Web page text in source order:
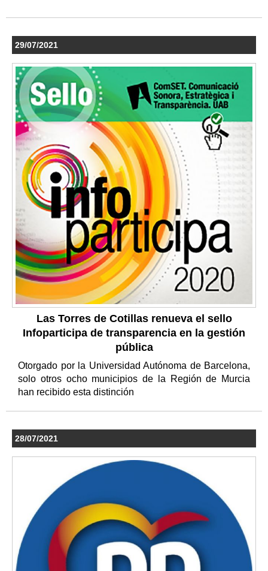
29/07/2021
Las Torres de Cotillas renueva el sello
Infoparticipa de transparencia en la gestión
pública
Otorgado por la Universidad Autónoma de Barcelona,
solo otros ocho municipios de la Región de Murcia
han recibido esta distinción
28/07/2021